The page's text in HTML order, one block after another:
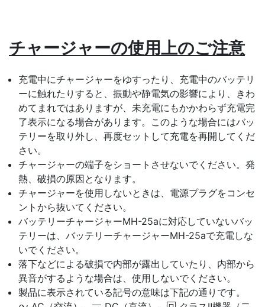
チャージャーの使用上のご注意
充電中にチャージャーをゆすったり、充電中のバッテリ
ーに触れたりすると、振動や静電気の影響により、きわ
めてまれではありますが、未充電にもかかわらず充電完
了表示になる場合があります。このような場合にはバッ
テリーを取り外し、再度セットして充電を再開してくだ
さい。
チャージャーの端子をショートさせないでください。発
熱、破損の原因となります。
チャージャーを使用しないときは、電源プラグをコンセ
ントから抜いてください。
バッテリーチャージャーMH-25aに対応していないバッ
テリーは、バッテリーチャージャーMH-25aで充電しな
いでください。
落下などによる破損で内部が露出していたり、内部から
異音がするような場合は、使用しないでください。
製品に表示されている記号の意味は下記の通りです。